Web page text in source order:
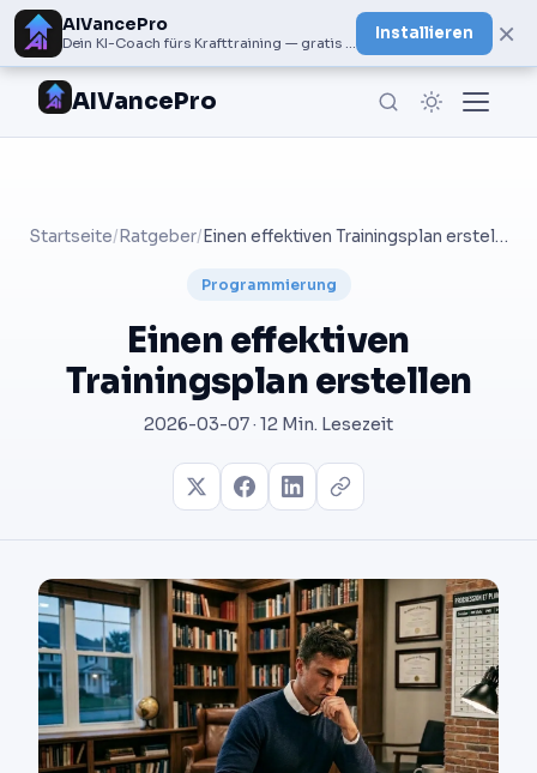
AIVancePro
Dein KI-Coach fürs Krafttraining — gratis bei Google Play
Installieren ×
AIVancePro
Startseite/ Ratgeber/ Einen effektiven Trainingsplan erstellen
Programmierung
Einen effektiven
Trainingsplan erstellen
2026-03-07 · 12 Min. Lesezeit